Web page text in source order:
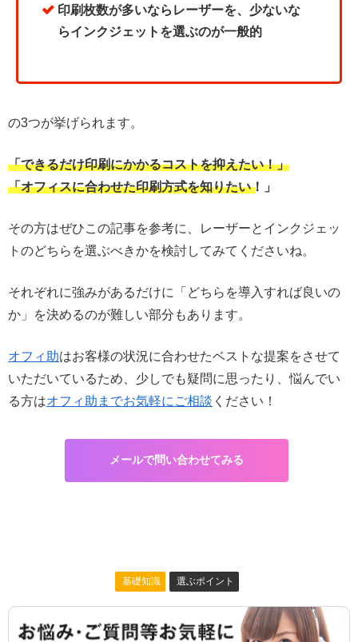
印刷枚数が多いならレーザーを、少ないな
らインクジェットを選ぶのが一般的
の3つが挙げられます。
「できるだけ印刷にかかるコストを抑えたい！」
「オフィスに合わせた印刷方式を知りたい！」
その方はぜひこの記事を参考に、レーザーとインクジェッ
トのどちらを選ぶべきかを検討してみてくださいね。
それぞれに強みがあるだけに「どちらを導入すれば良いの
か」を決めるのが難しい部分もあります。
オフィ助はお客様の状況に合わせたベストな提案をさせて
いただいているため、少しでも疑問に思ったり、悩んでい
る方はオフィ助までお気軽にご相談 ください！
メールで問い合わせてみる
基礎知識 選ぶポイント